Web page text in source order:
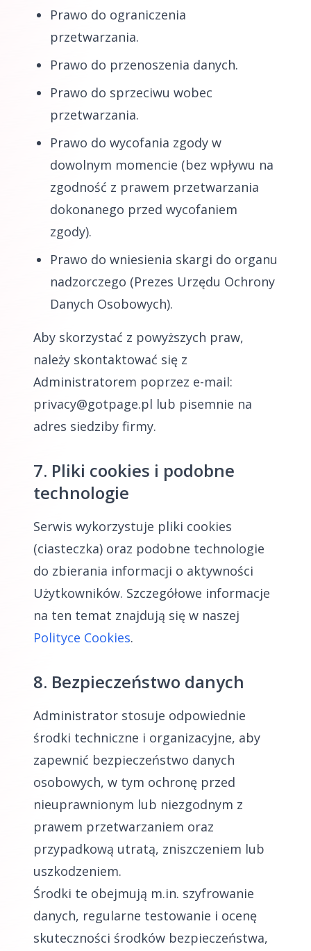
Prawo do ograniczenia
przetwarzania.
Prawo do przenoszenia danych.
Prawo do sprzeciwu wobec
przetwarzania.
Prawo do wycofania zgody w
dowolnym momencie (bez wpływu na
zgodność z prawem przetwarzania
dokonanego przed wycofaniem
zgody).
Prawo do wniesienia skargi do organu
nadzorczego (Prezes Urzędu Ochrony
Danych Osobowych).
Aby skorzystać z powyższych praw,
należy skontaktować się z
Administratorem poprzez e-mail:
privacy@gotpage.pl lub pisemnie na
adres siedziby firmy.
7. Pliki cookies i podobne
technologie
Serwis wykorzystuje pliki cookies
(ciasteczka) oraz podobne technologie
do zbierania informacji o aktywności
Użytkowników. Szczegółowe informacje
na ten temat znajdują się w naszej
Polityce Cookies.
8. Bezpieczeństwo danych
Administrator stosuje odpowiednie
środki techniczne i organizacyjne, aby
zapewnić bezpieczeństwo danych
osobowych, w tym ochronę przed
nieuprawnionym lub niezgodnym z
prawem przetwarzaniem oraz
przypadkową utratą, zniszczeniem lub
uszkodzeniem.
Środki te obejmują m.in. szyfrowanie
danych, regularne testowanie i ocenę
skuteczności środków bezpieczeństwa,